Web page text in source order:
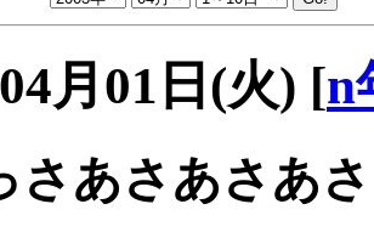
月01日(火) [n
さあさあさあ